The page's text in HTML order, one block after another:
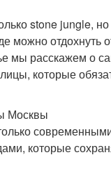
stone jungle,
можно отдохнуть
мы расскажем о
которые
Москвы
которые